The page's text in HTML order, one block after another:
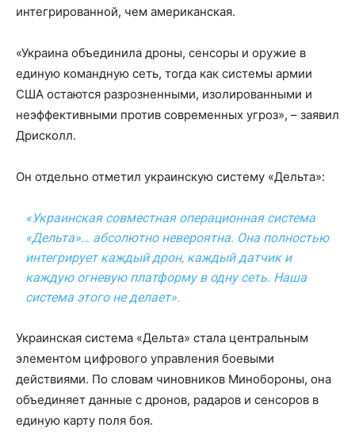
интегрированной, чем американская.
«Украина объединила дроны, сенсоры и оружие в
единую командную сеть, тогда как системы армии
США остаются разрозненными, изолированными и
неэффективными против современных угроз», – заявил
Дрисколл.
Он отдельно отметил украинскую систему «Дельта»:
«Украинская совместная операционная система
«Дельта»… абсолютно невероятна. Она полностью
интегрирует каждый дрон, каждый датчик и
каждую огневую платформу в одну сеть. Наша
система этого не делает».
Украинская система «Дельта» стала центральным
элементом цифрового управления боевыми
действиями. По словам чиновников Минобороны, она
объединяет данные с дронов, радаров и сенсоров в
единую карту поля боя.